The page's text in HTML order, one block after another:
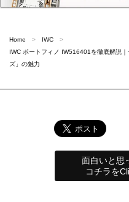
Home
IWC
IWC ポートフィノ IW516401を徹底解説
ズ」の魅力
面白いと思
コチラを